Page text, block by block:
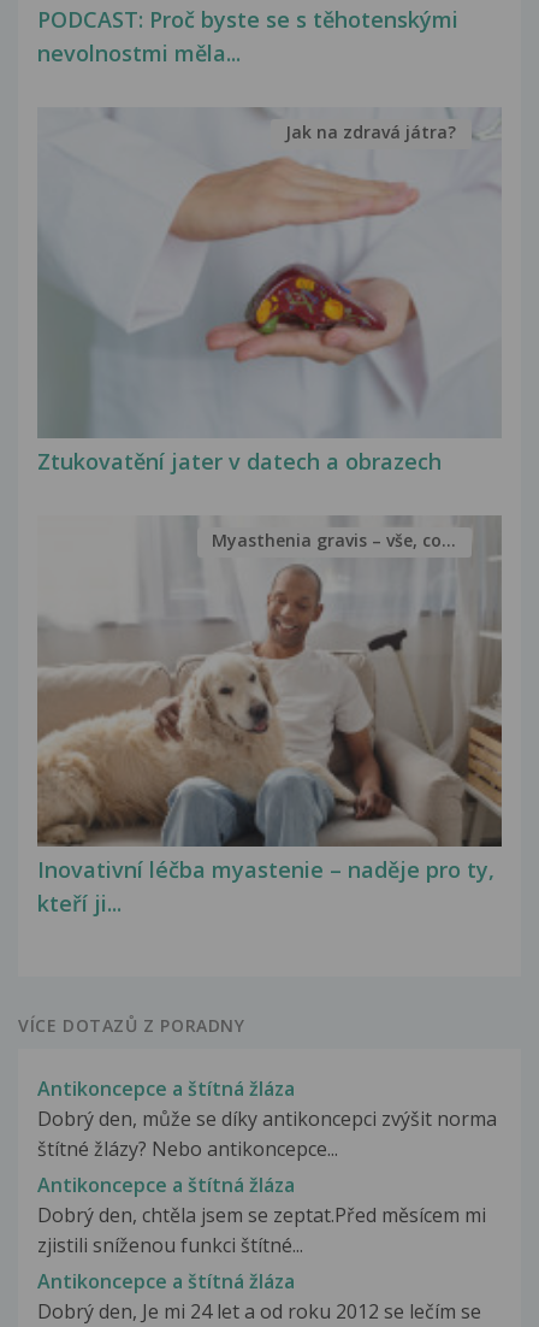
PODCAST: Proč byste se s těhotenskými
nevolnostmi měla...
Ztukovatění jater v datech a obrazech
Jak na zdravá játra?
Inovativní léčba myastenie – naděje pro ty,
kteří ji...
Myasthenia gravis – vše, co...
VÍCE DOTAZŮ Z PORADNY
Antikoncepce a štítná žláza
Dobrý den, může se díky antikoncepci zvýšit norma
štítné žlázy? Nebo antikoncepce...
Antikoncepce a štítná žláza
Dobrý den, chtěla jsem se zeptat.Před měsícem mi
zjistili sníženou funkci štítné...
Antikoncepce a štítná žláza
Dobrý den, Je mi 24 let a od roku 2012 se lečím se